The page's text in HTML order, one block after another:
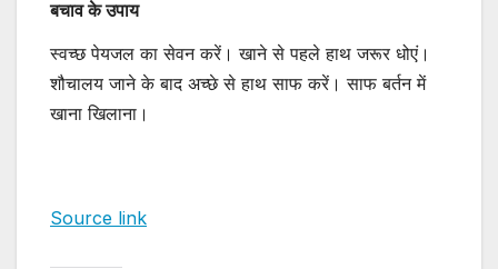
बचाव के उपाय
स्वच्छ पेयजल का सेवन करें। खाने से पहले हाथ जरूर धोएं।
शौचालय जाने के बाद अच्छे से हाथ साफ करें। साफ बर्तन में
खाना खिलाना।
Source link